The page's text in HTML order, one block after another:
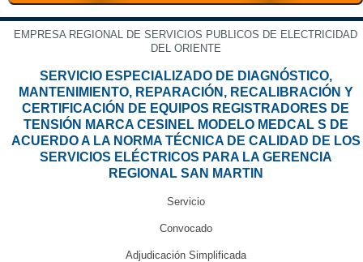
EMPRESA REGIONAL DE SERVICIOS PUBLICOS DE ELECTRICIDAD
DEL ORIENTE
SERVICIO ESPECIALIZADO DE DIAGNÓSTICO,
MANTENIMIENTO, REPARACIÓN, RECALIBRACIÓN Y
CERTIFICACIÓN DE EQUIPOS REGISTRADORES DE
TENSIÓN MARCA CESINEL MODELO MEDCAL S DE
ACUERDO A LA NORMA TÉCNICA DE CALIDAD DE LOS
SERVICIOS ELÉCTRICOS PARA LA GERENCIA
REGIONAL SAN MARTIN
Servicio
Convocado
Adjudicación Simplificada